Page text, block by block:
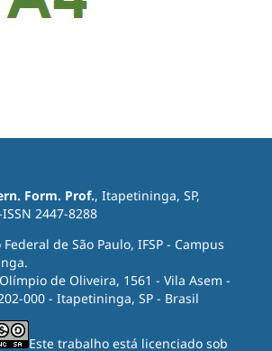
Form. Prof., Itapetininga, SP,
2447-8288
de São Paulo, IFSP - Campus
Olímpio de Oliveira, 1561 - Vila Asem -
000 - Itapetininga, SP - Brasil
Este trabalho está licenciado sob